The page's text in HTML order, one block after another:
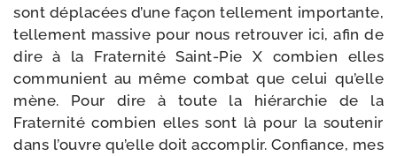
sont dépla­cées d’une façon tel­le­ment impor­tante,
tel­le­ment mas­sive pour nous retrou­ver ici, afin de
dire à la Fraternité Saint-​Pie X com­bien elles
com­mu­nient au même com­bat que celui qu’elle
mène. Pour dire à toute la hié­rar­chie de la
Fraternité com­bien elles sont là pour la sou­te­nir
dans l’ouvre qu’elle doit accom­plir. Confiance, mes